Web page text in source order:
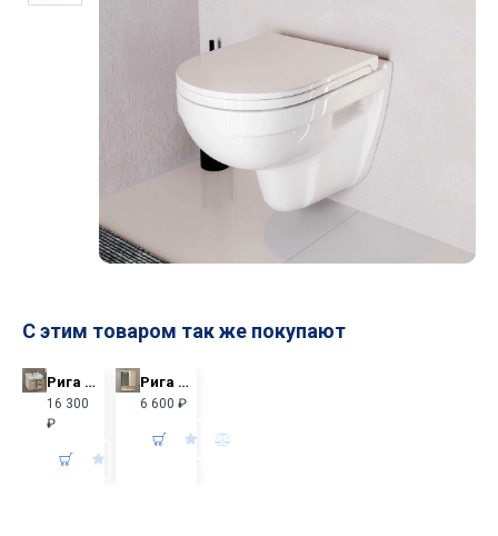
С этим товаром так же покупают
Рига 60 Тумба-умывальник 55х62х47 см Дуб сонома с раковиной Comforty 9335-60
16 300
₽
Рига 60 Зеркало-шкаф 80х60х13 см Дуб сонома
6 600 ₽